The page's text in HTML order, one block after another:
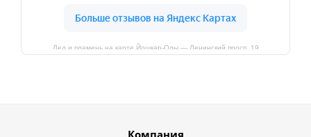
Лед и пламень на карте Йошкар‑Олы — Ленинский просп.,19
Компания